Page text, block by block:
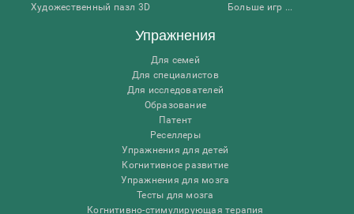
Художественный пазл 3D
Больше игр ...
Упражнения
Для семей
Для специалистов
Для исследователей
Образование
Патент
Реселлеры
Упражнения для детей
Когнитивное развитие
Упражнения для мозга
Тесты для мозга
Когнитивно-стимулирующая терапия